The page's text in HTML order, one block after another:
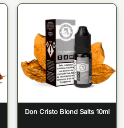
Don Cristo Blond Salts 10ml